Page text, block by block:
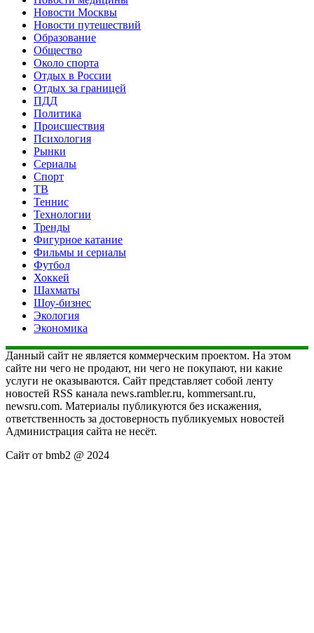
Новости Москвы
Новости путешествий
Образование
Общество
Около спорта
Отдых в России
Отдых за границей
ПДД
Политика
Происшествия
Психология
Рынки
Сериалы
Спорт
ТВ
Теннис
Технологии
Тренды
Фигурное катание
Фильмы и сериалы
Футбол
Хоккей
Шахматы
Шоу-бизнес
Экология
Экономика
Данный сайт не является коммерческим проектом. На этом
сайте ни чего не продают, ни чего не покупают, ни какие
услуги не оказываются. Сайт представляет собой ленту
новостей RSS канала news.rambler.ru, kommersant.ru,
newsru.com. Материалы публикуются без искажения,
ответственность за достоверность публикуемых новостей
Администрация сайта не несёт.
Сайт от bmb2 @ 2024